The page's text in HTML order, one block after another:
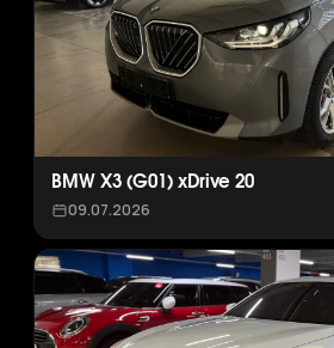
BMW X3 (G01) xDrive 20
09.07.2026